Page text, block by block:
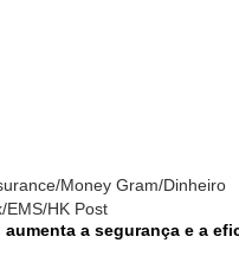
Money Gram/Dinheiro
EMS/HK Post
a segurança e a